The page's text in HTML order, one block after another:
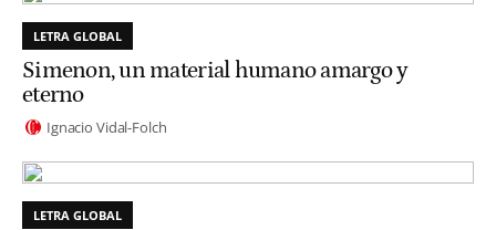
LETRA GLOBAL
Simenon, un material humano amargo y
eterno
Ignacio Vidal-Folch
LETRA GLOBAL